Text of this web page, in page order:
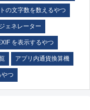
の文字数を数えるやつ
ェネレーター
を表示するやつ
アプリ内通貨換算機
つ